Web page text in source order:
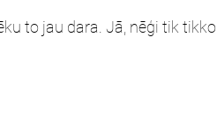
to jau dara. Jā, nēģi tik tikko